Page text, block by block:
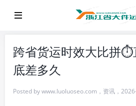
跨省货运时效大比拼⏱️
底差多久
Posted bywww.luoluoseo.com ， 资讯 ，